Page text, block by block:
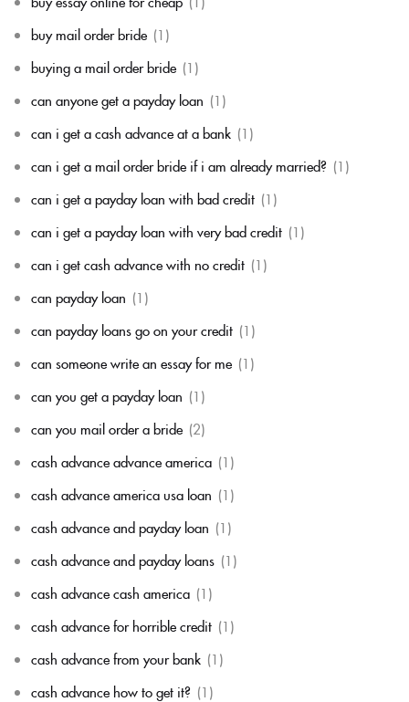
buy mail order bride (1)
buying a mail order bride (1)
can anyone get a payday loan (1)
can i get a cash advance at a bank (1)
can i get a mail order bride if i am already married? (1)
can i get a payday loan with bad credit (1)
can i get a payday loan with very bad credit (1)
can i get cash advance with no credit (1)
can payday loan (1)
can payday loans go on your credit (1)
can someone write an essay for me (1)
can you get a payday loan (1)
can you mail order a bride (2)
cash advance advance america (1)
cash advance america usa loan (1)
cash advance and payday loan (1)
cash advance and payday loans (1)
cash advance cash america (1)
cash advance for horrible credit (1)
cash advance from your bank (1)
cash advance how to get it? (1)